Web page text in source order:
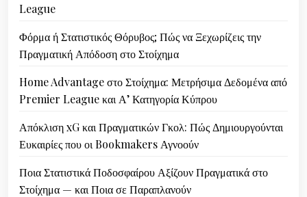
g
a
o
n
League
Φόρμα ή Στατιστικός Θόρυβος; Πώς να Ξεχωρίζεις την
Πραγματική Απόδοση στο Στοίχημα
Home Advantage στο Στοίχημα: Μετρήσιμα Δεδομένα από
Premier League και Α’ Κατηγορία Κύπρου
Απόκλιση xG και Πραγματικών Γκολ: Πώς Δημιουργούνται
Ευκαιρίες που οι Bookmakers Αγνοούν
Ποια Στατιστικά Ποδοσφαίρου Αξίζουν Πραγματικά στο
Στοίχημα — και Ποια σε Παραπλανούν